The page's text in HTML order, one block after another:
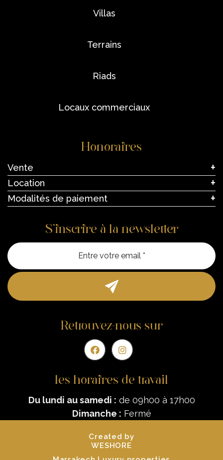
villas
terrains
riads
locaux commerciaux
Honoraires
Vente
Location
Modalités de paiement
S’inscrire à la newsletter
Entre
Retrouvez-nous sur
les horaires de travail
Du lundi au samedi : de 09h00 à 17h00
Dimanche : Fermé
Created by
WESHORE